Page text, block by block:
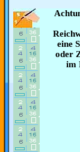
eine
oder
im